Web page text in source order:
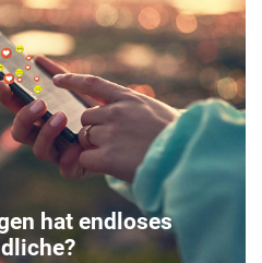
hat endloses